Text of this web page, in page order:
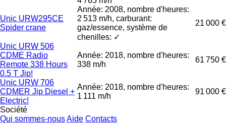
Unic URW295CE
Spider crane
Année: 2008, nombre d'heures:
2 513 m/h, carburant:
gaz/essence, système de
chenilles: ✓
21 000 €
Unic URW 506
CDME Radio
Remote 338 Hours
0.5 T Jip!
Année: 2018, nombre d'heures:
338 m/h
61 750 €
Unic URW 706
CDMER Jip Diesel +
Electric!
Année: 2018, nombre d'heures:
1 111 m/h
91 000 €
Société
Qui sommes-nousAide Contacts